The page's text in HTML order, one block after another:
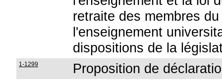
retraite des membres
l'enseignement
dispositions de la
1-1299 Proposition de